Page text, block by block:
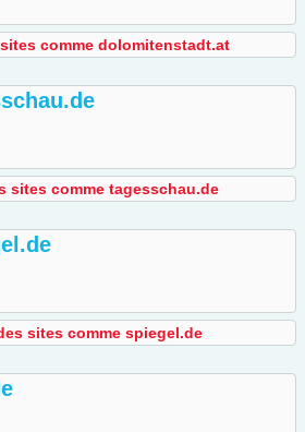
comme dolomitenstadt.at
sites comme tagesschau.de
sites comme spiegel.de